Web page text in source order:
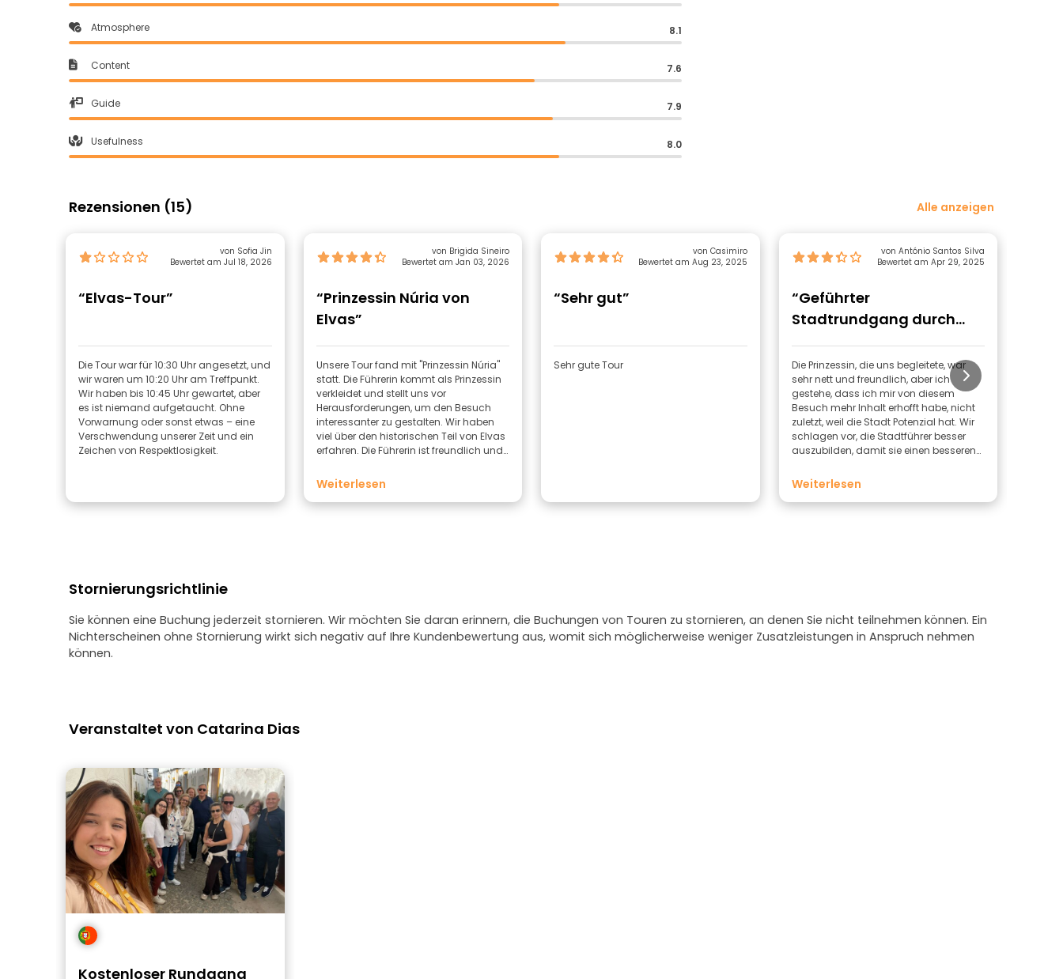
Atmosphere 8.1
Content 7.6
Guide 7.9
Usefulness 8.0
Rezensionen (15) Alle anzeigen
von Sofia Jin
Bewertet am Jul 18, 2026
“Elvas-Tour”
Die Tour war für 10:30 Uhr angesetzt, und
wir waren um 10:20 Uhr am Treffpunkt.
Wir haben bis 10:45 Uhr gewartet, aber
es ist niemand aufgetaucht. Ohne
Vorwarnung oder sonst etwas – eine
Verschwendung unserer Zeit und ein
Zeichen von Respektlosigkeit.
von Brigida Sineiro
Bewertet am Jan 03, 2026
“Prinzessin Núria von
Elvas”
Unsere Tour fand mit "Prinzessin Núria"
statt. Die Führerin kommt als Prinzessin
verkleidet und stellt uns vor
Herausforderungen, um den Besuch
interessanter zu gestalten. Wir haben
viel über den historischen Teil von Elvas
erfahren. Die Führerin ist freundlich und
Weiterlesen
von Casimiro
Bewertet am Aug 23, 2025
“Sehr gut”
Sehr gute Tour
von António Santos Silva
Bewertet am Apr 29, 2025
“Geführter
Stadtrundgang durch
Elvas”
Die Prinzessin, die uns begleitete, war
sehr nett und freundlich, aber ich
gestehe, dass ich mir von diesem
Besuch mehr Inhalt erhofft habe, nicht
zuletzt, weil die Stadt Potenzial hat. Wir
schlagen vor, die Stadtführer besser
auszubilden, damit sie einen besseren
Weiterlesen
Stornierungsrichtlinie
Sie können eine Buchung jederzeit stornieren. Wir möchten Sie daran erinnern, die Buchungen von Touren zu stornieren, an denen Sie nicht teilnehmen können. Ein
Nichterscheinen ohne Stornierung wirkt sich negativ auf Ihre Kundenbewertung aus, womit sich möglicherweise weniger Zusatzleistungen in Anspruch nehmen
können.
Veranstaltet von Catarina Dias
Kostenloser Rundgang